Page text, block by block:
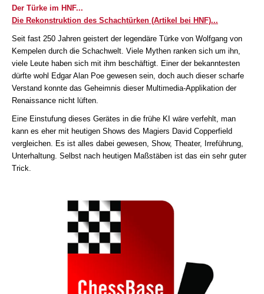
Der Türke im HNF...
Die Rekonstruktion des Schachtürken (Artikel bei HNF)...
Seit fast 250 Jahren geistert der legendäre Türke von Wolfgang von
Kempelen durch die Schachwelt. Viele Mythen ranken sich um ihn,
viele Leute haben sich mit ihm beschäftigt. Einer der bekanntesten
dürfte wohl Edgar Alan Poe gewesen sein, doch auch dieser scharfe
Verstand konnte das Geheimnis dieser Multimedia-Applikation der
Renaissance nicht lüften.
Eine Einstufung dieses Gerätes in die frühe KI wäre verfehlt, man
kann es eher mit heutigen Shows des Magiers David Copperfield
vergleichen. Es ist alles dabei gewesen, Show, Theater, Irreführung,
Unterhaltung. Selbst nach heutigen Maßstäben ist das ein sehr guter
Trick.